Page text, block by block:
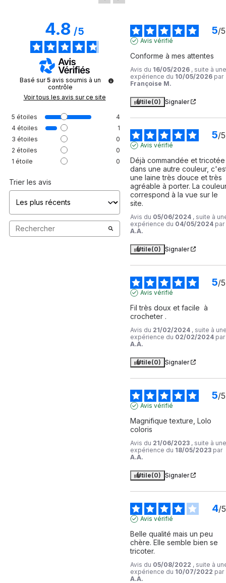
4.8/5
Basé sur5 avis soumis à un
contrôle
Voir tous les avis sur ce site
5 étoiles
4
4 étoiles
1
3 étoiles
0
2 étoiles
0
1 étoile 0
Trier les avis
5/5
Avis vérifié
Conforme à mes attentes
Avis du 16/05/2026 , suite à une
expérience du 10/05/2026 par
Françoise M.
Utile(0) Signaler
5/5
Avis vérifié
Déjà commandée et tricotée
dans une autre couleur,
une laine très douce et très
agréable à porter. La
correspond à la vue sur le
site.
Avis du 05/06/2024 , suite à
expérience du 04/05/2024 par
A.A.
Utile(0) Signaler
5/5
Avis vérifié
Fil très doux et facile  à
crocheter .
Avis du 21/02/2024 , suite à
expérience du 02/02/2024 par
A.A.
Utile(0) Signaler
5/5
Avis vérifié
Magnifique texture, Lolo
coloris
Avis du 21/06/2023 , suite à une
expérience du 18/05/2023 par
A.A.
Utile(0) Signaler
4/5
Avis vérifié
Belle qualité mais un peu
chère. Elle semble bien se
tricoter.
Avis du 05/08/2022 , suite à
expérience du 10/07/2022 par
A.A.